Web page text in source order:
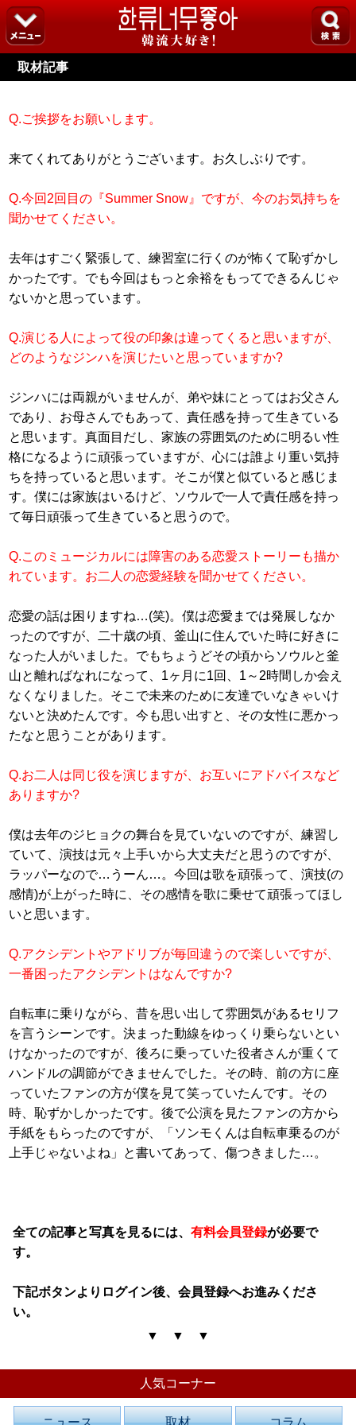
取材記事
Q.ご挨拶をお願いします。
来てくれてありがとうございます。お久しぶりです。
Q.今回2回目の『Summer Snow』ですが、今のお気持ちを
聞かせてください。
去年はすごく緊張して、練習室に行くのが怖くて恥ずかし
かったです。でも今回はもっと余裕をもってできるんじゃ
ないかと思っています。
Q.演じる人によって役の印象は違ってくると思いますが、
どのようなジンハを演じたいと思っていますか?
ジンハには両親がいませんが、弟や妹にとってはお父さん
であり、お母さんでもあって、責任感を持って生きている
と思います。真面目だし、家族の雰囲気のために明るい性
格になるように頑張っていますが、心には誰より重い気持
ちを持っていると思います。そこが僕と似ていると感じま
す。僕には家族はいるけど、ソウルで一人で責任感を持っ
て毎日頑張って生きていると思うので。
Q.このミュージカルには障害のある恋愛ストーリーも描か
れています。お二人の恋愛経験を聞かせてください。
恋愛の話は困りますね…(笑)。僕は恋愛までは発展しなか
ったのですが、二十歳の頃、釜山に住んでいた時に好きに
なった人がいました。でもちょうどその頃からソウルと釜
山と離ればなれになって、1ヶ月に1回、1～2時間しか会え
なくなりました。そこで未来のために友達でいなきゃいけ
ないと決めたんです。今も思い出すと、その女性に悪かっ
たなと思うことがあります。
Q.お二人は同じ役を演じますが、お互いにアドバイスなど
ありますか?
僕は去年のジヒョクの舞台を見ていないのですが、練習し
ていて、演技は元々上手いから大丈夫だと思うのですが、
ラッパーなので…うーん…。今回は歌を頑張って、演技(の
感情)が上がった時に、その感情を歌に乗せて頑張ってほし
いと思います。
Q.アクシデントやアドリブが毎回違うので楽しいですが、
一番困ったアクシデントはなんですか?
自転車に乗りながら、昔を思い出して雰囲気があるセリフ
を言うシーンです。決まった動線をゆっくり乗らないとい
けなかったのですが、後ろに乗っていた役者さんが重くて
ハンドルの調節ができませんでした。その時、前の方に座
っていたファンの方が僕を見て笑っていたんです。その
時、恥ずかしかったです。後で公演を見たファンの方から
手紙をもらったのですが、「ソンモくんは自転車乗るのが
上手じゃないよね」と書いてあって、傷つきました…。
全ての記事と写真を見るには、有料会員登録が必要で
す。
下記ボタンよりログイン後、会員登録へお進みくださ
い。
▼ ▼ ▼
人気コーナー
ニュース 取材 コラム